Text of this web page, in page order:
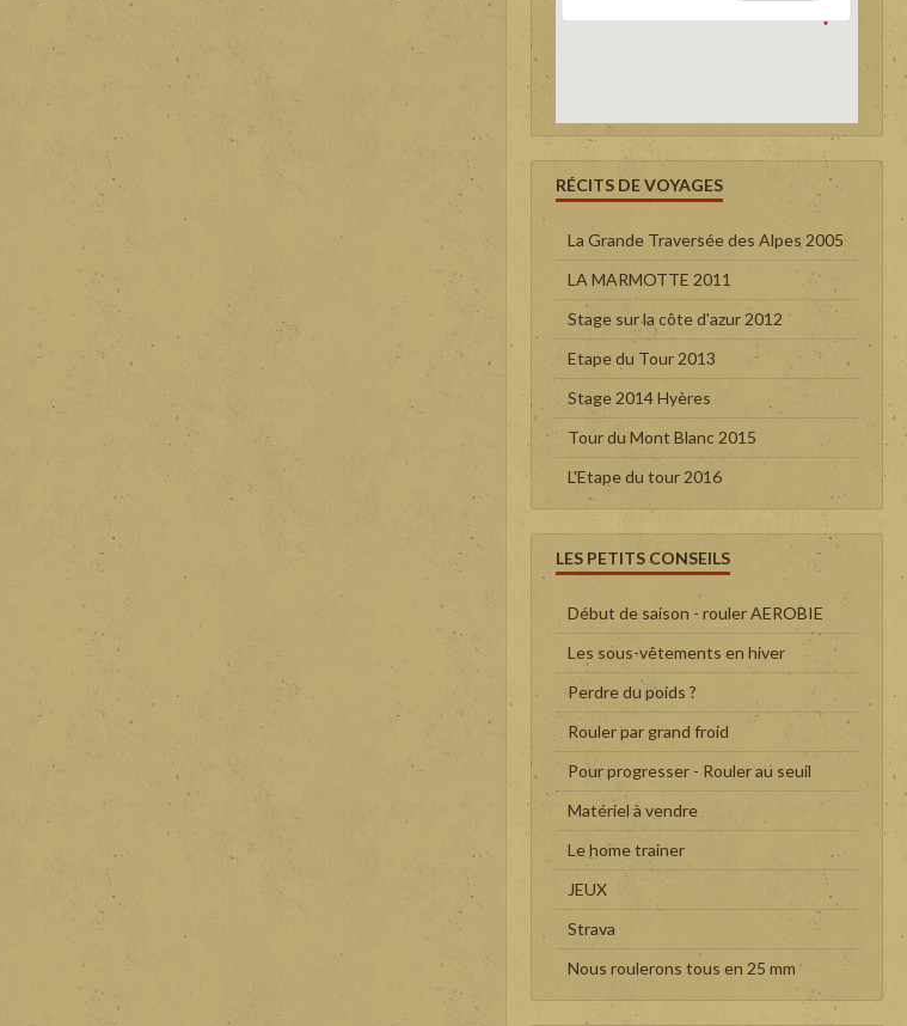
RÉCITS DE VOYAGES
La Grande Traversée des Alpes 2005
LA MARMOTTE 2011
Stage sur la côte d'azur 2012
Etape du Tour 2013
Stage 2014 Hyères
Tour du Mont Blanc 2015
L'Etape du tour 2016
LES PETITS CONSEILS
Début de saison - rouler AEROBIE
Les sous-vêtements en hiver
Perdre du poids ?
Rouler par grand froid
Pour progresser - Rouler au seuil
Matériel à vendre
Le home trainer
JEUX
Strava
Nous roulerons tous en 25 mm